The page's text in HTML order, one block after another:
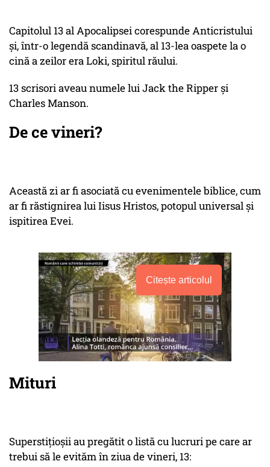
Capitolul 13 al Apocalipsei corespunde Anticristului
și, într-o legendă scandinavă, al 13-lea oaspete la o
cină a zeilor era Loki, spiritul răului.
13 scrisori aveau numele lui Jack the Ripper și
Charles Manson.
De ce vineri?
Această zi ar fi asociată cu evenimentele biblice, cum
ar fi răstignirea lui Iisus Hristos, potopul universal și
ispitirea Evei.
Citește articolul
Mituri
Superstițioșii au pregătit o listă cu lucruri pe care ar
trebui să le evităm în ziua de vineri, 13: